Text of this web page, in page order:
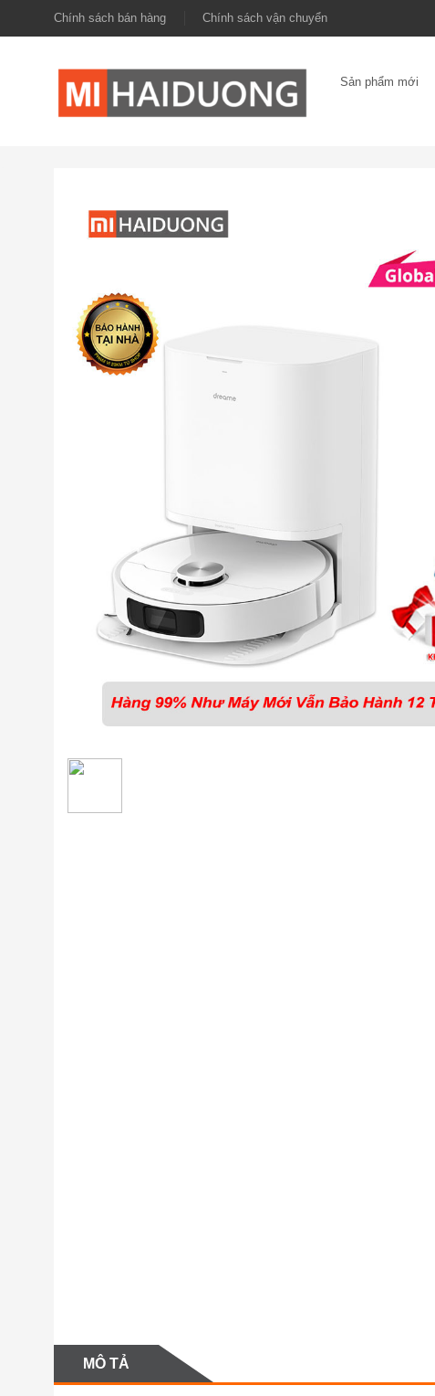
Chính sách bán hàng Chính sách vận chuyển
Sản phẩm mới
MÔ TẢ